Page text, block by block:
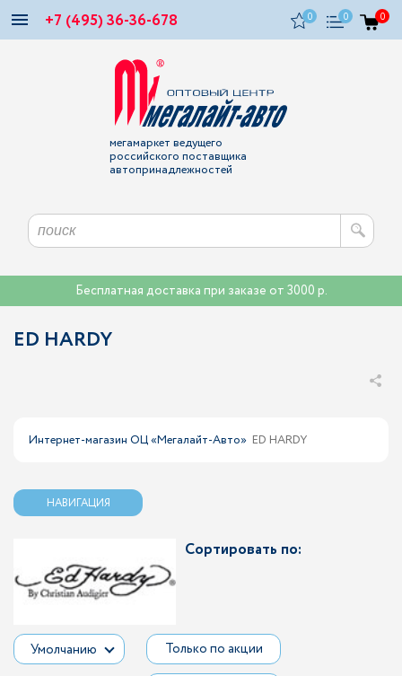
+7 (495) 36-36-678 0 0 0
мегамаркет ведущего
российского поставщика
автопринадлежностей
Бесплатная доставка при заказе от 3000 р.
ED HARDY
Интернет-магазин ОЦ «Мегалайт-Авто» ED HARDY
НАВИГАЦИЯ
Сортировать по:
Умолчанию Только по акции